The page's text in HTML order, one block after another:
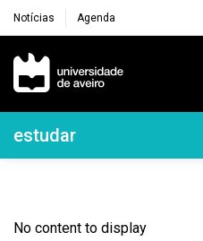
Notícias Agenda
Navegação
Navegação Lateral
estudar
No content to display